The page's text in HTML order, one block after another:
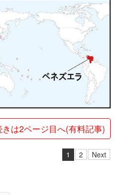
きは2ページ目へ(有料記事)
1 2 Next